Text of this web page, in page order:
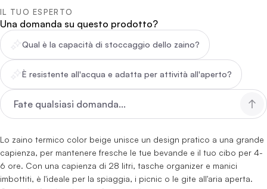
IL TUO ESPERTO
Una domanda su questo prodotto?
Qual è la capacità di stoccaggio dello zaino?
È resistente all'acqua e adatta per attività all'aperto?
Lo zaino termico color beige unisce un design pratico a una grande
capienza, per mantenere fresche le tue bevande e il tuo cibo per 4-
6 ore. Con una capienza di 28 litri, tasche organizer e manici
imbottiti, è l'ideale per la spiaggia, i picnic o le gite all'aria aperta.